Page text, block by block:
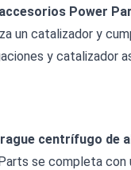
accesorios Power
un catalizador y
y catalizador
centrífugo de
se completa con